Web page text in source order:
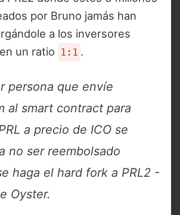
por Bruno jamás han
a los inversores
un ratio
1:1 .
persona que envíe
al smart contract para
a precio de ICO se
no ser reembolsado
haga el hard fork a PRL2 -
Oyster.